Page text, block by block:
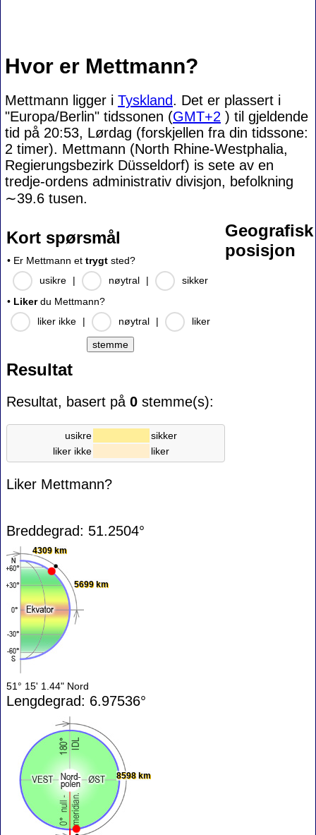
Hvor er Mettmann?
Mettmann ligger i Tyskland. Det er plassert i
"Europa/Berlin" tidssonen (GMT+2 ) til gjeldende
tid på 20:53, Lørdag (forskjellen fra din tidssone:
2 timer). Mettmann (North Rhine-Westphalia,
Regierungsbezirk Düsseldorf) is sete av en
tredje-ordens administrativ divisjon, befolkning
∼39.6 tusen.
Kort spørsmål
• Er Mettmann et trygt sted?
usikre
| nøytral |
sikker
• Likerdu Mettmann?
liker ikke
| nøytral | liker
Resultat
Resultat, basert på 0 stemme(s):
usikre
sikker
liker ikke
liker
Liker Mettmann?
Geografisk
posisjon
Breddegrad: 51.2504°
4309 km
5699 km
51° 15' 1.44" Nord
Lengdegrad: 6.97536°
8598 km